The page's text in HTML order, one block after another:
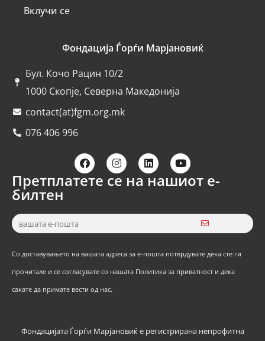
Вклучи се
Фондација Ѓорѓи Марјановиќ
Бул. Кочо Рацин 10/2
1000 Скопје, Северна Македонија
contact(at)fgm.org.mk
076 406 996
Претплатете се на нашиот е-
билтен
Со доставувањето на вашата адреса за е-пошта потврдувате дека сте ги
прочитале и се согласувате со нашата Политика за приватност и дека
сакате да примате вести од нас.
Фондацијата Ѓорѓи Марјановиќ е регистрирана непрофитна